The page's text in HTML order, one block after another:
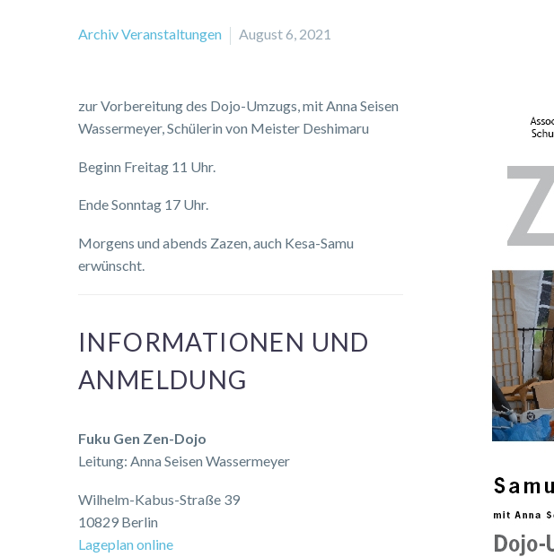
Archiv Veranstaltungen August 6, 2021
zur Vorbereitung des Dojo-Umzugs, mit Anna Seisen
Wassermeyer, Schülerin von Meister Deshimaru
Beginn Freitag 11 Uhr.
Ende Sonntag 17 Uhr.
Morgens und abends Zazen, auch Kesa-Samu
erwünscht.
INFORMATIONEN UND
ANMELDUNG
Fuku Gen Zen-Dojo
Leitung: Anna Seisen Wassermeyer
Wilhelm-Kabus-Straße 39
10829 Berlin
Lageplan online